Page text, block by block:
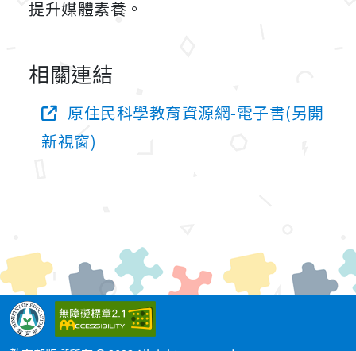
提升媒體素養。
相關連結
原住民科學教育資源網-電子書(另開
新視窗)